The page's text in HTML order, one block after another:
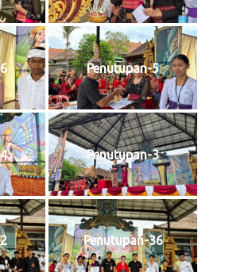
Penutupan-5
Penutupan-3
Penutupan-36